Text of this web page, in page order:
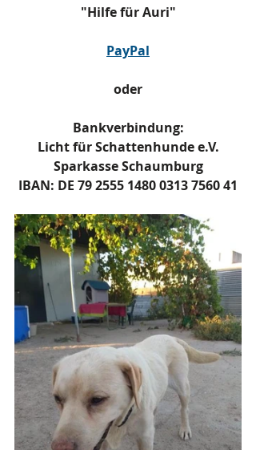
"Hilfe für Auri"
PayPal
oder
Bankverbindung:
Licht für Schattenhunde e.V.
Sparkasse Schaumburg
IBAN: DE 79 2555 1480 0313 7560 41